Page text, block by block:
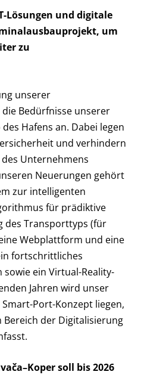
Lösungen und digitale
um
zu
unserer
Bedürfnisse unserer
Hafens an. Dabei legen
und verhindern
Unternehmens
Neuerungen gehört
zur intelligenten
für prädiktive
des Transporttyps (für
Webplattform und eine
fortschrittliches
ein Virtual-Reality-
Jahren wird unser
Port-Konzept liegen,
der Digitalisierung
soll bis 2026